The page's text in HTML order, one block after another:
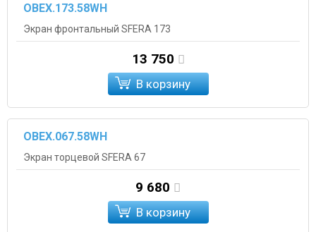
OBEX.173.58WH
Экран фронтальный SFERA 173
13 750
В корзину
OBEX.067.58WH
Экран торцевой SFERA 67
9 680
В корзину